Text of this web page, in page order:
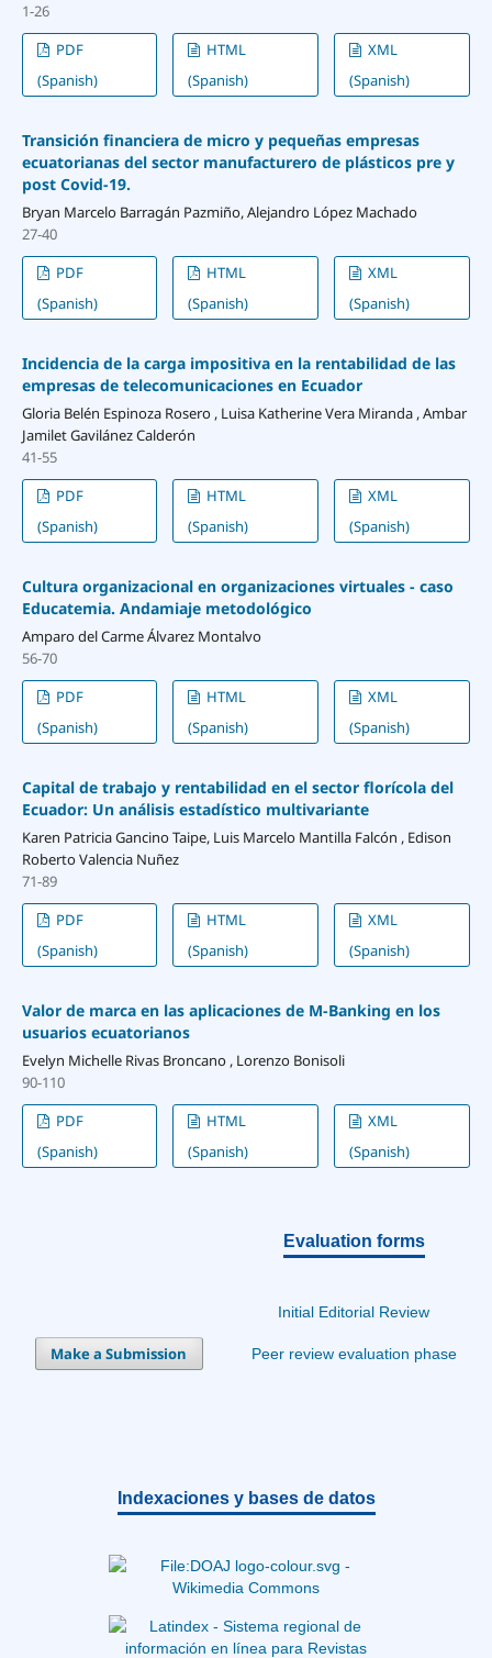
1-26
PDF
(Spanish)
HTML
(Spanish)
XML
(Spanish)
Transición financiera de micro y pequeñas empresas
ecuatorianas del sector manufacturero de plásticos pre y
post Covid-19.
Bryan Marcelo Barragán Pazmiño, Alejandro López Machado
27-40
PDF
(Spanish)
HTML
(Spanish)
XML
(Spanish)
Incidencia de la carga impositiva en la rentabilidad de las
empresas de telecomunicaciones en Ecuador
Gloria Belén Espinoza Rosero , Luisa Katherine Vera Miranda , Ambar
Jamilet Gavilánez Calderón
41-55
PDF
(Spanish)
HTML
(Spanish)
XML
(Spanish)
Cultura organizacional en organizaciones virtuales - caso
Educatemia. Andamiaje metodológico
Amparo del Carme Álvarez Montalvo
56-70
PDF
(Spanish)
HTML
(Spanish)
XML
(Spanish)
Capital de trabajo y rentabilidad en el sector florícola del
Ecuador: Un análisis estadístico multivariante
Karen Patricia Gancino Taipe, Luis Marcelo Mantilla Falcón , Edison
Roberto Valencia Nuñez
71-89
PDF
(Spanish)
HTML
(Spanish)
XML
(Spanish)
Valor de marca en las aplicaciones de M-Banking en los
usuarios ecuatorianos
Evelyn Michelle Rivas Broncano , Lorenzo Bonisoli
90-110
PDF
(Spanish)
HTML
(Spanish)
XML
(Spanish)
Make a Submission
Evaluation forms
Initial Editorial Review
Peer review evaluation phase
Indexaciones y bases de datos